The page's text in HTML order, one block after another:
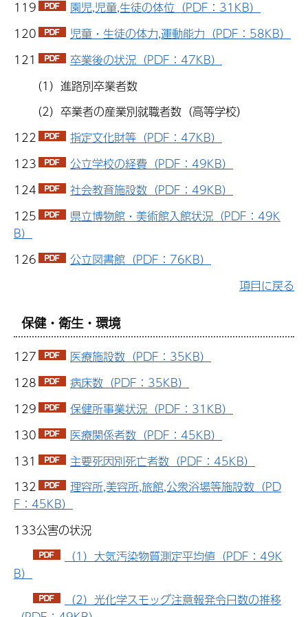
119
園児,児童,生徒の体位（PDF：31KB）
120
児童・生徒の体力,運動能力（PDF：58KB）
121
卒業後の状況（PDF：47KB）
（1）進路別卒業者数
（2）卒業者の産業別就職者数（高等学校）
122
指定文化財等（PDF：47KB）
123
公立学校の経費（PDF：49KB）
124
社会教育施設数（PDF：49KB）
125
県立博物館・美術館入館状況（PDF：49K
B）
126
公立図書館（PDF：76KB）
項目に戻る
保健・衛生・環境
127
医療施設数（PDF：35KB）
128
病床数（PDF：35KB）
129
保健所事業状況（PDF：31KB）
130
医療関係者数（PDF：45KB）
131
主要死因別死亡者数（PDF：45KB）
132
理容所,美容所,旅館,公衆浴場等施設数（PD
F：45KB）
133公害の状況
（1）大気汚染物質測定平均値（PDF：49K
B）
（2）光化学スモッグ注意報発令日数の推移